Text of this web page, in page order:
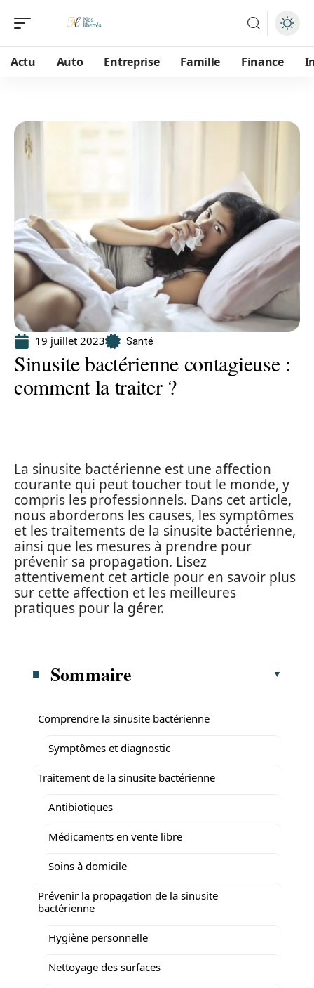
Actu Auto Entreprise Famille Finance
19 juillet 2023 Santé
Sinusite bactérienne contagieuse :
comment la traiter ?
La sinusite bactérienne est une affection
courante qui peut toucher tout le monde, y
compris les professionnels. Dans cet article,
nous aborderons les causes, les symptômes
et les traitements de la sinusite bactérienne,
ainsi que les mesures à prendre pour
prévenir sa propagation. Lisez
attentivement cet article pour en savoir plus
sur cette affection et les meilleures
pratiques pour la gérer.
Sommaire
Comprendre la sinusite bactérienne
Symptômes et diagnostic
Traitement de la sinusite bactérienne
Antibiotiques
Médicaments en vente libre
Soins à domicile
Prévenir la propagation de la sinusite
bactérienne
Hygiène personnelle
Nettoyage des surfaces